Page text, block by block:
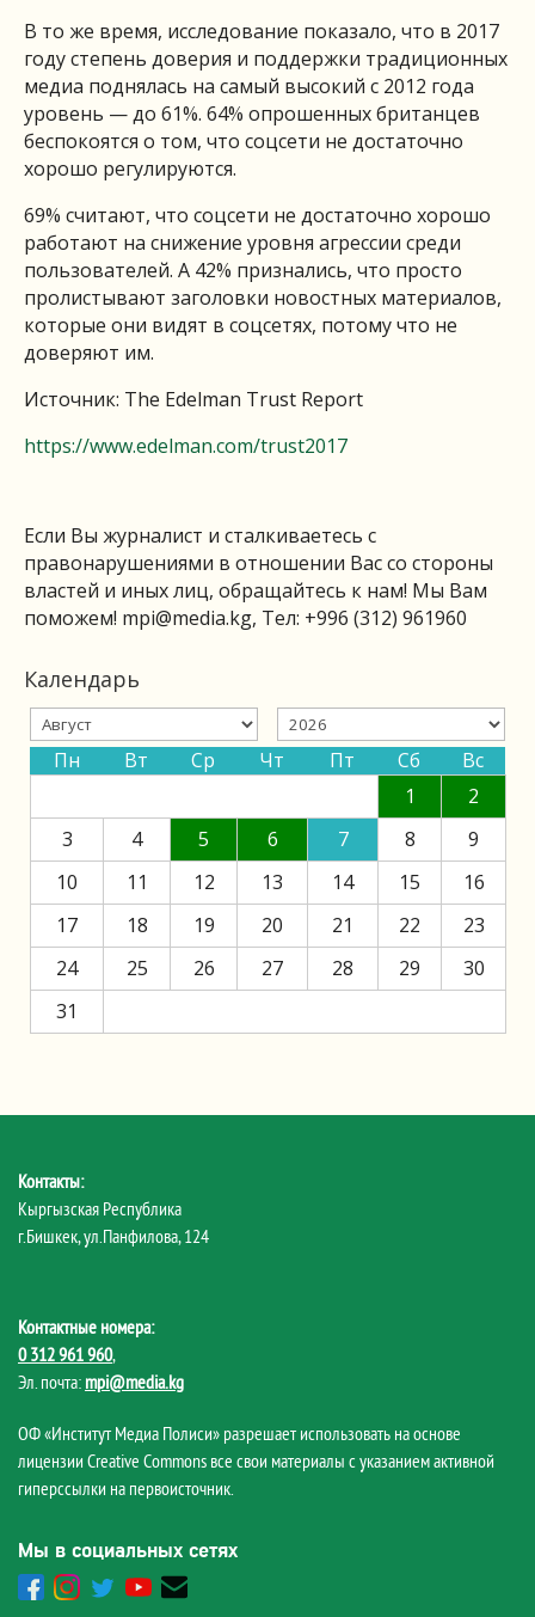
В то же время, исследование показало, что в 2017
году степень доверия и поддержки традиционных
медиа поднялась на самый высокий с 2012 года
уровень — до 61%. 64% опрошенных британцев
беспокоятся о том, что соцсети не достаточно
хорошо регулируются.
69% считают, что соцсети не достаточно хорошо
работают на снижение уровня агрессии среди
пользователей. А 42% признались, что просто
пролистывают заголовки новостных материалов,
которые они видят в соцсетях, потому что не
доверяют им.
Источник: The Edelman Trust Report
https://www.edelman.com/trust2017
Если Вы журналист и сталкиваетесь с
правонарушениями в отношении Вас со стороны
властей и иных лиц, обращайтесь к нам! Мы Вам
поможем! mpi@media.kg, Тел: +996 (312) 961960
Календарь
Пн Вт Ср Чт Пт Сб
Вс
1
2
3
4 5 6 7 8
9
10
11 12 13 14 15
16
17
18 19 20 21 22
23
24
25 26 27 28 29
30
31
Контакты:
Кыргызская Республика
г.Бишкек, ул.Панфилова, 124
Контактные номера:
0 312 961 960,
Эл. почта: mpi@media.kg
ОФ «Институт Медиа Полиси» разрешает использовать на основе
лицензии Creative Commons все свои материалы с указанием активной
гиперссылки на первоисточник.
Мы в социальных сетях